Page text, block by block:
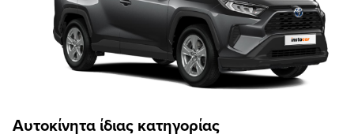
Αυτοκίνητα ίδιας κατηγορίας